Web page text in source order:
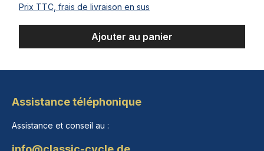
Prix TTC, frais de livraison en sus
Ajouter au panier
Assistance téléphonique
Assistance et conseil au :